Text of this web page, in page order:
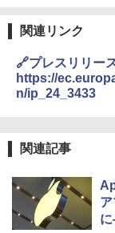
関連リンク
🔗プレスリリー
https://
n/ip_24_3433
関連記事